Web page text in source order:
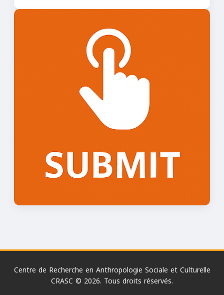
Centre de Recherche en Anthropologie Sociale et Culturelle
CRASC © 2026. Tous droits réservés.